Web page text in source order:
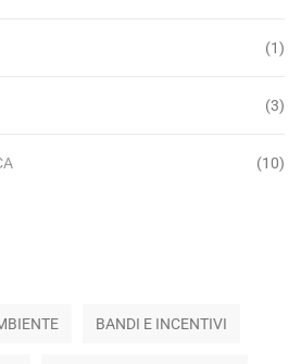
(1)
(3)
(10)
BANDI E INCENTIVI